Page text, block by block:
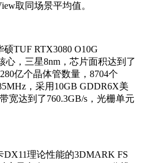
取同场景平均值。
TUF RTX3080 O10G
，三星8nm，芯片面积达到了
亿个晶体管数量，8704个
，采用10GB GDDR6X美
宽达到了760.3GB/s，光栅单元
理论性能的3DMARK FS